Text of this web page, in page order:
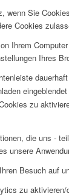
wenn Sie
Cookies
Ihrem
Ihres
eingeblendet
zu
die uns -
unsere
Besuch auf
zu aktivieren/